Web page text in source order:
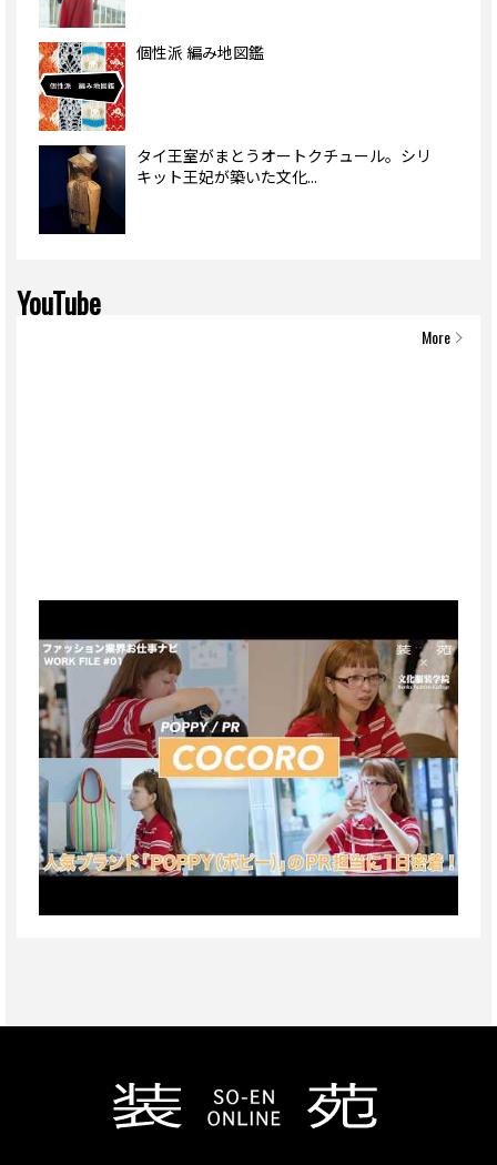
個性派 編み地図鑑
タイ王室がまとうオートクチュール。シリ
キット王妃が築いた文化...
YouTube
More